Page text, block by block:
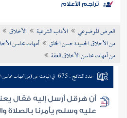
موضوعي
تراجم الأعلام
العرض الموضوعي الآداب الشرعية الأخلاق
من الأخلاق الحميدة حسن الخلق
أمهات محاسن
من أمهات محاسن الأخلاق العفة
عدد النتائج : 675 في البحث عن (من أمهات محاسن
أن هرقل أرسل إليه فقال
عليه وسلم يأمرنا بالصلاة